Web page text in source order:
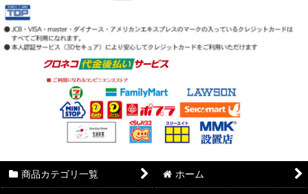
商品カテゴリ一覧 ホーム